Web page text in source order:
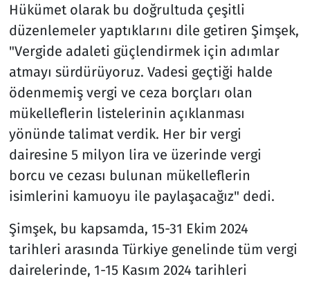
Hükümet olarak bu doğrultuda çeşitli
düzenlemeler yaptıklarını dile getiren Şimşek,
"Vergide adaleti güçlendirmek için adımlar
atmayı sürdürüyoruz. Vadesi geçtiği halde
ödenmemiş vergi ve ceza borçları olan
mükelleflerin listelerinin açıklanması
yönünde talimat verdik. Her bir vergi
dairesine 5 milyon lira ve üzerinde vergi
borcu ve cezası bulunan mükelleflerin
isimlerini kamuoyu ile paylaşacağız" dedi.
Şimşek, bu kapsamda, 15-31 Ekim 2024
tarihleri arasında Türkiye genelinde tüm vergi
dairelerinde, 1-15 Kasım 2024 tarihleri